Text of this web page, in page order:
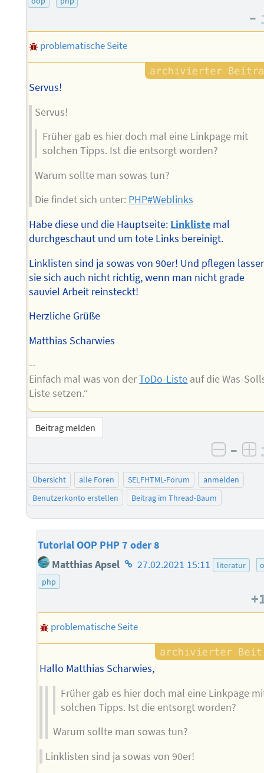
–
problematische Seite
Servus!
Servus!
Früher gab es hier doch mal eine Linkpage mit
solchen Tipps. Ist die entsorgt worden?
Warum sollte man sowas tun?
Die findet sich unter: PHP#Weblinks
Habe diese und die Hauptseite: Linkliste mal
durchgeschaut und um tote Links bereinigt.
Linklisten sind ja sowas von 90er! Und pflegen
sie sich auch nicht richtig, wenn man nicht grade
sauviel Arbeit reinsteckt!
Herzliche Grüße
Matthias Scharwies
--
Einfach mal was von derToDo-Liste auf die Was-
Liste setzen.“
Beitrag melden
–
Übersicht alle Foren SELFHTML-Forum
anmelden
Benutzerkonto erstellen
Beitrag im Thread-Baum
Tutorial OOP PHP 7 oder 8
Matthias Apsel Homepage
27.02.2021 15:11 literatur
php
problematische Seite
Hallo Matthias Scharwies,
Früher gab es hier doch mal eine Linkpage
solchen Tipps. Ist die entsorgt worden?
Warum sollte man sowas tun?
Linklisten sind ja sowas von 90er!